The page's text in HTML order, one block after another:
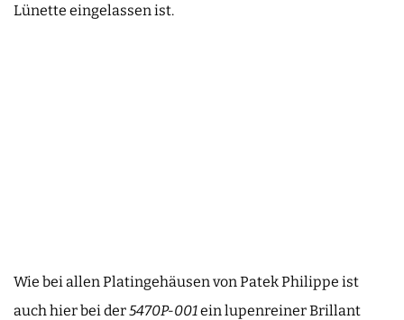
Lünette eingelassen ist.
Wie bei allen Platingehäusen von Patek Philippe ist
auch hier bei der5470P-001ein lupenreiner Brillant